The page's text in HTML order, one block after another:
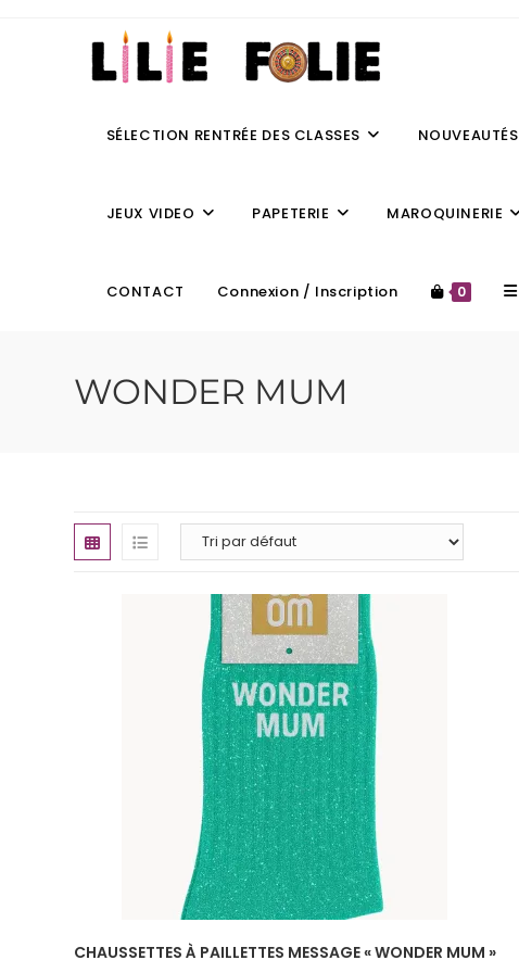
SÉLECTION RENTRÉE DES CLASSES NOUVEAUTÉS
JEUX VIDEO PAPETERIE MAROQUINERIE
CONTACT Connexion / Inscription 0
WONDER MUM
CHAUSSETTES À PAILLETTES MESSAGE « WONDER MUM »